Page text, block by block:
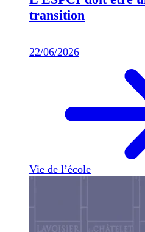
transition
22/06/2026
Vie de l’école